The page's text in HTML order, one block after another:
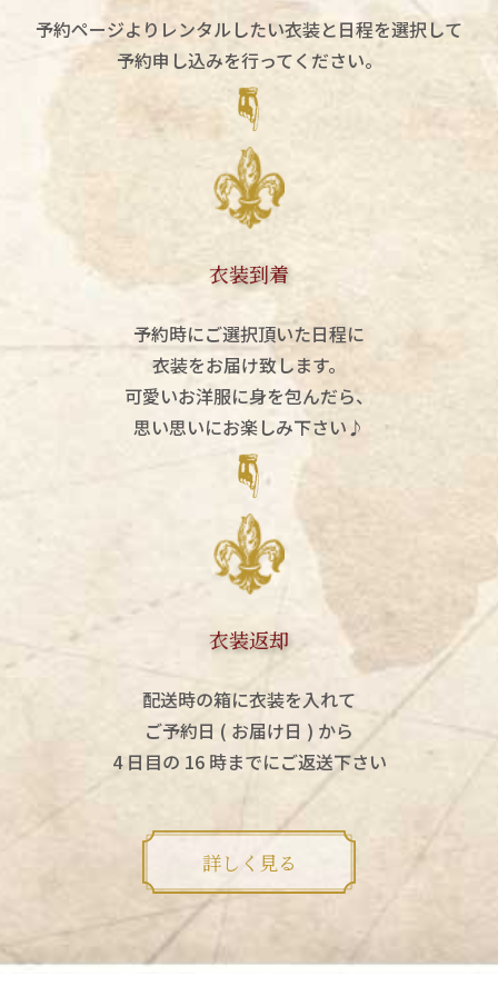
予約ページよりレンタルしたい衣装と日程を選択して
予約申し込みを行ってください。
衣装到着
予約時にご選択頂いた日程に
衣装をお届け致します。
可愛いお洋服に身を包んだら、
思い思いにお楽しみ下さい♪
衣装返却
配送時の箱に衣装を入れて
ご予約日 ( お届け日 ) から
4 日目の 16 時までにご返送下さい
詳しく見る